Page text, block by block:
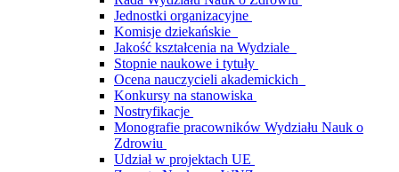
Jednostki organizacyjne
Komisje dziekańskie
Jakość kształcenia na Wydziale
Stopnie naukowe i tytuły
Ocena nauczycieli akademickich
Konkursy na stanowiska
Nostryfikacje
Monografie pracowników Wydziału Nauk o
Zdrowiu
Udział w projektach UE